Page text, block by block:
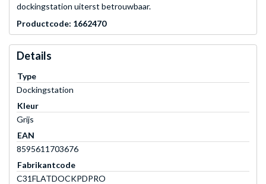
dockingstation uiterst betrouwbaar.
Productcode: 1662470
Details
Type
Dockingstation
Kleur
Grijs
EAN
8595611703676
Fabrikantcode
C31FLATDOCKPDPRO